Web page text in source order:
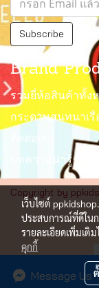
Message Us
Subscribe
Brand
รวมยี่ห้อสินค้าทั้ง
กระดานสนทนาเรื่
ติดต่อเรา
บทความน่ารู้
Copyright by
เว็บไซต์
ประสบการณ์ที่ดีใน
รายละเอียดเพิ่มเติ
คุกกี้